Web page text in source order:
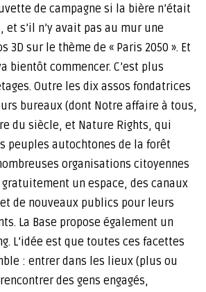
de campagne si la bière n’était
et s’il n’y avait pas au mur une
3D sur le thème de « Paris 2050 ». Et
bientôt commencer. C’est plus
Outre les dix assos fondatrices
bureaux (dont Notre affaire à tous,
du siècle, et Nature Rights, qui
peuples autochtones de la forêt
organisations citoyennes
un espace, des canaux
de nouveaux publics pour leurs
La Base propose également un
L’idée est que toutes ces facettes
: entrer dans les lieux (plus ou
des gens engagés,